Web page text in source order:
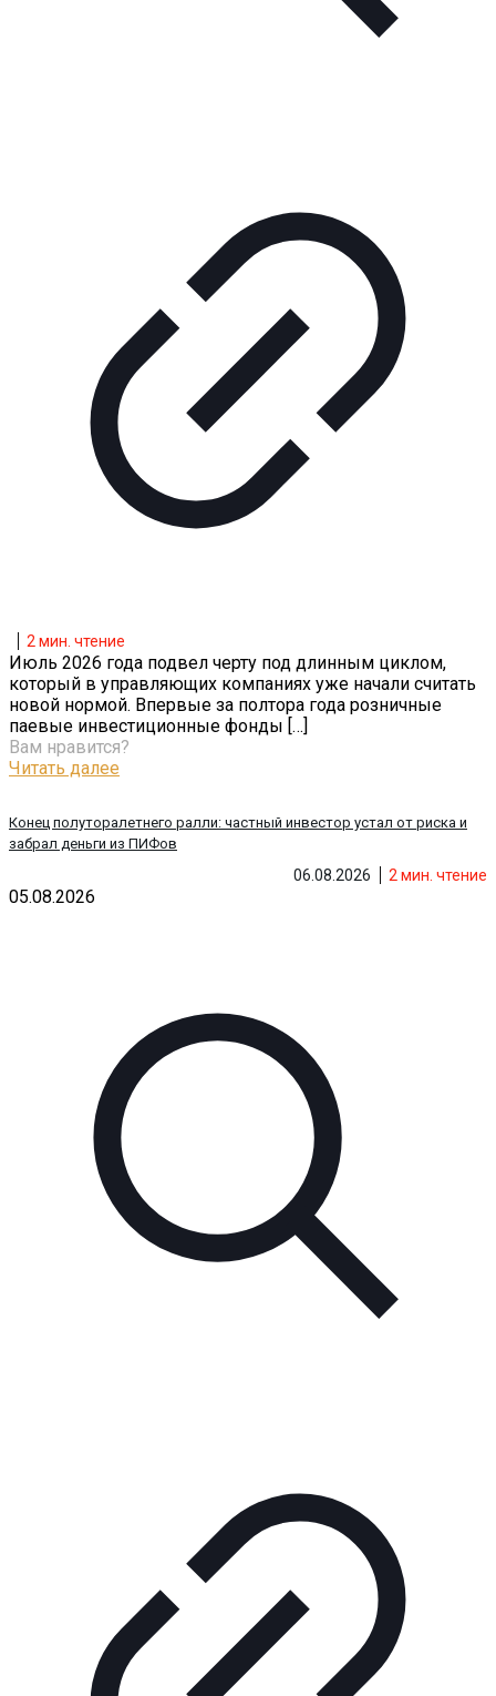
2мин. чтение
06.08.2026
Конец полуторалетнего ралли: частный инвестор устал от риска и
забрал деньги из ПИФов
2 мин. чтение
Июль 2026 года подвел черту под длинным циклом,
который в управляющих компаниях уже начали считать
новой нормой. Впервые за полтора года розничные
паевые инвестиционные фонды […]
Вам нравится?
Читать далее
05.08.2026